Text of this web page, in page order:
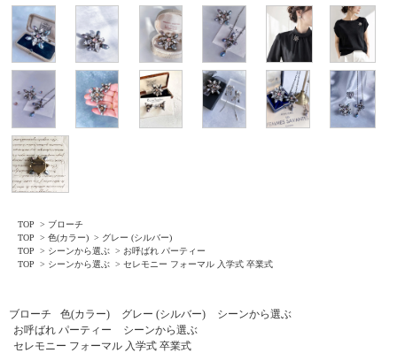
TOP > ブローチ
TOP
> 色(カラー) > グレー (シルバー)
TOP
> シーンから選ぶ > お呼ばれ パーティー
TOP
> シーンから選ぶ > セレモニー フォーマル 入学式 卒業式
ブローチ 色(カラー) グレー (シルバー)
シーンから選ぶ
お呼ばれ パーティー
シーンから選ぶ
セレモニー フォーマル 入学式 卒業式